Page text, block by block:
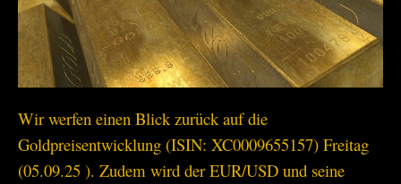
Wir werfen einen Blick zurück auf die
Goldpreisentwicklung (ISIN: XC0009655157) Freitag
(05.09.25 ). Zudem wird der EUR/USD und seine